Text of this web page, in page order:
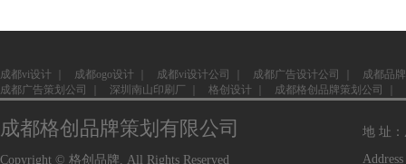
成都vi设计 成都ogo设计 成都vi设计公司 成都广告设计公司
成都品
成都广告策划公司
深圳南山印刷厂 格创设计 成都格创品牌策划公司
成都格创品牌策划有限公司
Copyright © 格创品牌. All Rights Reserved
地 址